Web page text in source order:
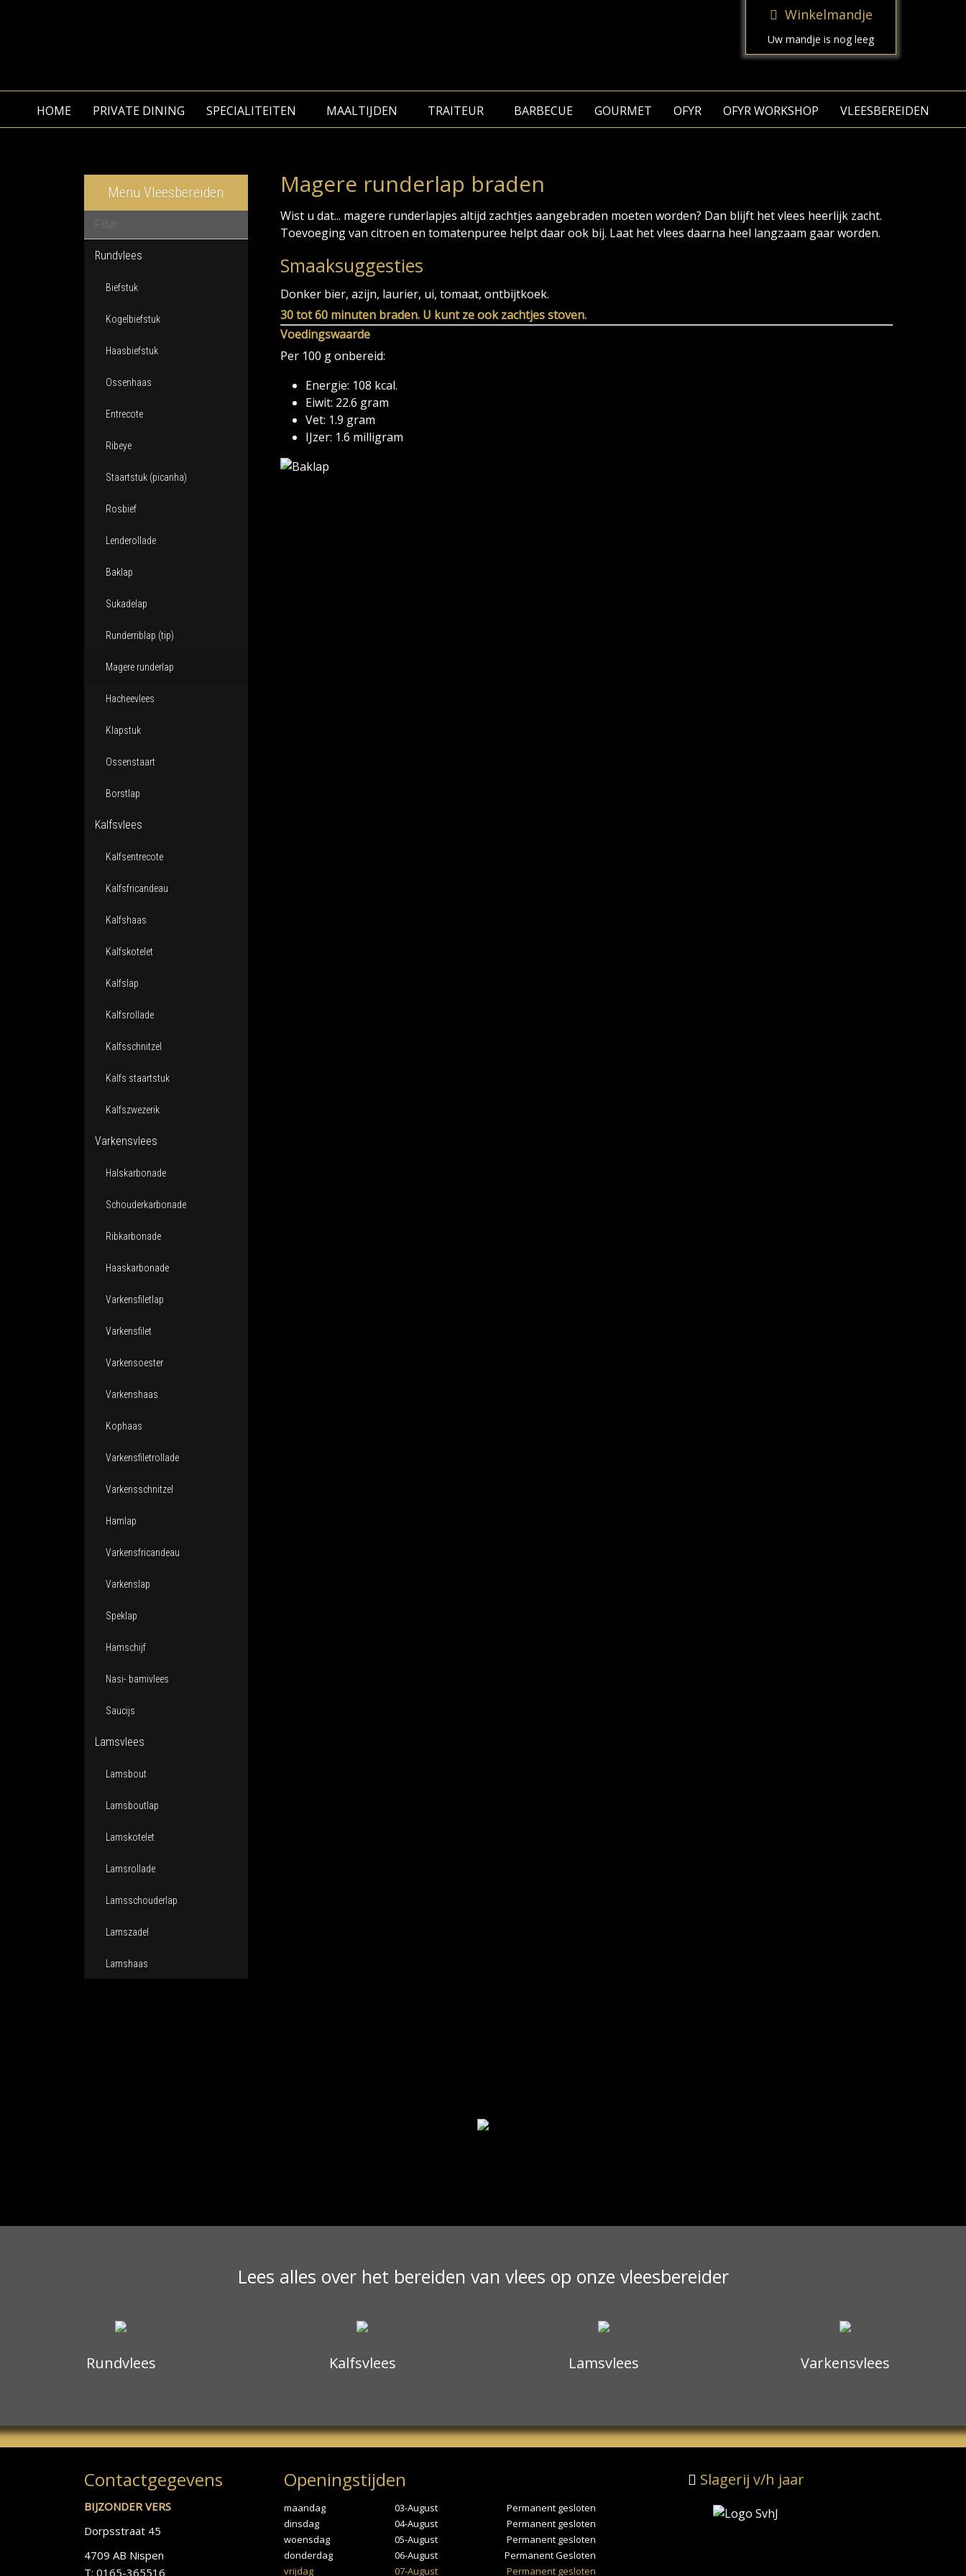
Winkelmandje
Uw mandje is nog leeg
HOME PRIVATE DINING SPECIALITEITEN MAALTIJDEN TRAITEUR BARBECUE GOURMET OFYR OFYR WORKSHOP VLEESBEREIDEN
Menu Vleesbereiden
Rundvlees
Biefstuk
Kogelbiefstuk
Haasbiefstuk
Ossenhaas
Entrecote
Ribeye
Staartstuk (picanha)
Rosbief
Lenderollade
Baklap
Sukadelap
Runderriblap (tip)
Magere runderlap
Hacheevlees
Klapstuk
Ossenstaart
Borstlap
Kalfsvlees
Kalfsentrecote
Kalfsfricandeau
Kalfshaas
Kalfskotelet
Kalfslap
Kalfsrollade
Kalfsschnitzel
Kalfs staartstuk
Kalfszwezerik
Varkensvlees
Halskarbonade
Schouderkarbonade
Ribkarbonade
Haaskarbonade
Varkensfiletlap
Varkensfilet
Varkensoester
Varkenshaas
Kophaas
Varkensfiletrollade
Varkensschnitzel
Hamlap
Varkensfricandeau
Varkenslap
Speklap
Hamschijf
Nasi- bamivlees
Saucijs
Lamsvlees
Lamsbout
Lamsboutlap
Lamskotelet
Lamsrollade
Lamsschouderlap
Lamszadel
Lamshaas
Magere runderlap braden
Wist u dat... magere runderlapjes altijd zachtjes aangebraden moeten worden? Dan blijft het vlees heerlijk zacht.
Toevoeging van citroen en tomatenpuree helpt daar ook bij. Laat het vlees daarna heel langzaam gaar worden.
Smaaksuggesties
Donker bier, azijn, laurier, ui, tomaat, ontbijtkoek.
30 tot 60 minuten braden. U kunt ze ook zachtjes stoven.
Voedingswaarde
Per 100 g onbereid:
Energie: 108 kcal.
Eiwit: 22.6 gram
Vet: 1.9 gram
IJzer: 1.6 milligram
Lees alles over het bereiden van vlees op onze vleesbereider
Rundvlees Kalfsvlees Lamsvlees Varkensvlees
Contactgegevens
BIJZONDER VERS
Dorpsstraat 45
4709 AB Nispen
T: 0165-365516
Openingstijden
maandag 03-August
Permanent gesloten
dinsdag
04-August
Permanent gesloten
woensdag
05-August
Permanent gesloten
donderdag
06-August
Permanent Gesloten
vrijdag
07-August Permanent gesloten
Slagerij v/h jaar